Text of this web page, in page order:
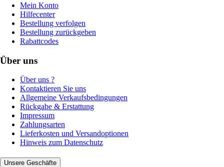
Mein Konto
Hilfecenter
Bestellung verfolgen
Bestellung zurückgeben
Rabattcodes
Über uns
Über uns ?
Kontaktieren Sie uns
Allgemeine Verkaufsbedingungen
Rückgabe & Erstattung
Impressum
Zahlungsarten
Lieferkosten und Versandoptionen
Hinweis zum Datenschutz
Unsere Geschäfte